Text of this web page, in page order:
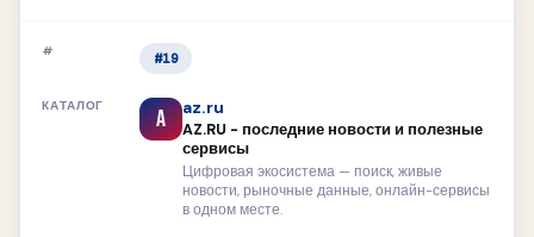
#19
A az.ru
AZ.RU - последние новости и полезные
сервисы
Цифровая экосистема — поиск, живые
новости, рыночные данные, онлайн-сервисы
в одном месте.